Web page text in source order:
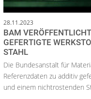
28.11.2023
BAM
GEFERTIGTE
STAHL
Die Bundesanstalt für
Referenzdaten zu additiv
und einem nichtrostenden